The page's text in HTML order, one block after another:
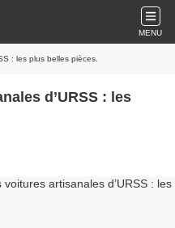
MENU
: les plus belles pièces.
d’URSS : les